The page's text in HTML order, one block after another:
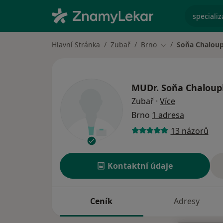
Hlavní Stránka Zubař Brno Změna města
Soňa
MUDr. Soňa
Zubař · Více
Brno 1 adresa
13 názorů
Kontaktní údaje
Ceník Adresy